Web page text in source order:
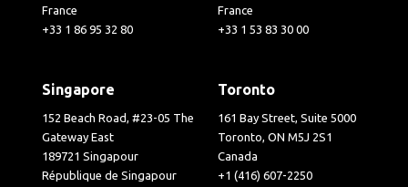
France
+33 1 86 95 32 80
France
+33 1 53 83 30 00
Singapore
152 Beach Road, #23-05 The
Gateway East
189721 Singapour
République de Singapour
Toronto
161 Bay Street, Suite 5000
Toronto, ON M5J 2S1
Canada
+1 (416) 607-2250